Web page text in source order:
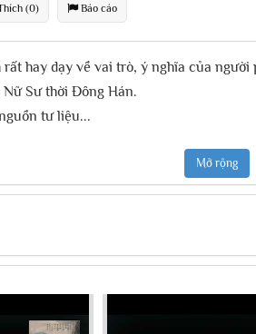
(0) Báo cáo
hay dạy về vai trò, ý nghĩa của
Sư thời Đông Hán.
tư liệu...
Mở rộng